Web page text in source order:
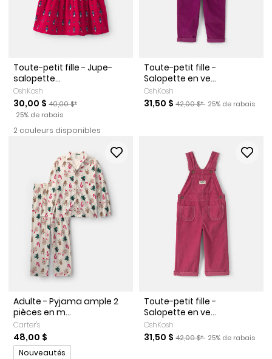
Toute-petit fille - Jupe-
salopette...
OshKosh
Prix de solde
30,00 $ Prix ​​de détail suggéré par le fabricant
40,00 $*
Pourcentage de rabais
25% de rabais
2 couleurs disponibles
Toute-petit fille -
Salopette en ve...
OshKosh
Prix de solde
31,50 $ Prix ​​de détail suggéré par
42,00 $* Pourcentage de
25% de rabais
Adulte - Pyjama ample 2
pièces en m...
Carter's
48,00 $
Promotions
Nouveautés
Toute-petit fille -
Salopette en ve...
OshKosh
Prix de solde
31,50 $ Prix ​​de détail suggéré par
42,00 $* Pourcentage de
25% de rabais